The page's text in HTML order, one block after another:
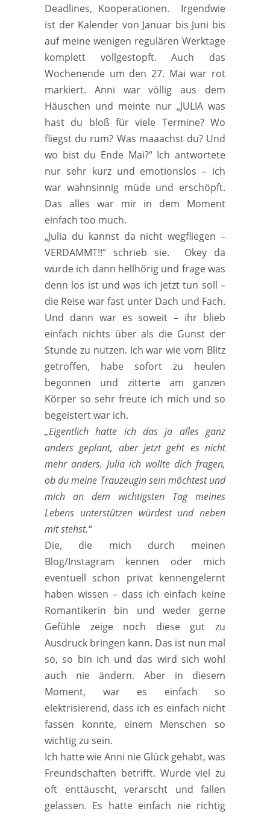
Deadlines, Kooperationen.
Irgendwie
ist der Kalender von Januar bis Juni bis
auf meine wenigen regulären Werktage
komplett vollgestopft. Auch das
Wochenende um den 27. Mai war rot
markiert. Anni war völlig aus dem
Häuschen und meinte nur „JULIA was
hast du bloß für viele Termine? Wo
fliegst du rum? Was maaachst du? Und
wo bist du Ende Mai?“ Ich antwortete
nur sehr kurz und emotionslos – ich
war wahnsinnig müde und erschöpft.
Das alles war mir in dem Moment
einfach too much.
„Julia du kannst da nicht wegfliegen –
VERDAMMT!!“ schrieb sie.
Okey da
wurde ich dann hellhörig und frage was
denn los ist und was ich jetzt tun soll –
die Reise war fast unter Dach und Fach.
Und dann war es soweit – ihr blieb
einfach nichts über als die Gunst der
Stunde zu nutzen. Ich war wie vom Blitz
getroffen, habe sofort zu heulen
begonnen und zitterte am ganzen
Körper so sehr freute ich mich und so
begeistert war ich.
„Eigentlich hatte ich das ja alles ganz
anders geplant, aber jetzt geht es nicht
mehr anders. Julia ich wollte dich fragen,
ob du meine Trauzeugin sein möchtest und
mich an dem wichtigsten Tag meines
Lebens unterstützen würdest und neben
mit stehst.“
Die, die mich durch meinen
Blog/Instagram kennen oder mich
eventuell schon privat kennengelernt
haben wissen – dass ich einfach keine
Romantikerin bin und weder gerne
Gefühle zeige noch diese gut zu
Ausdruck bringen kann. Das ist nun mal
so, so bin ich und das wird sich wohl
auch nie ändern. Aber in diesem
Moment, war es einfach so
elektrisierend, dass ich es einfach nicht
fassen konnte, einem Menschen so
wichtig zu sein.
Ich hatte wie Anni nie Glück gehabt, was
Freundschaften betrifft. Wurde viel zu
oft enttäuscht, verarscht und fallen
gelassen. Es hatte einfach nie richtig